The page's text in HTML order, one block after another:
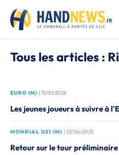
Tous les articles :
EURO (M) | 15/01/2026
Les jeunes joueurs à suivre à
MONDIAL U21 (M) | 23/06/2025
Retour sur le tour préliminaire